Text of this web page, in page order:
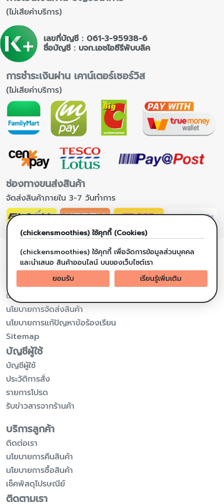
(ไม่เสียค่าบริการ)
เลขที่บัญชี : 061-3-95938-6
ชื่อบัญชี : บจก.เอชไอซีรีพับบลิค
การชำระเงินผ่าน เคาน์เตอร์เซอร์วิส
(ไม่เสียค่าบริการ)
ช่องทางขนส่งสินค้า
จัดส่งสินค้าภายใน 3-7 วันทำการ
ข้อมูลร้านค้า
นโยบายความเป็นส่วนตัว
นโยบายการจัดส่งสินค้า
นโยบายการแก้ปัญหาข้อร้องเรียน
Sitemap
บัญชีผู้ใช้
บัญชีผู้ใช้
ประวัติการสั่ง
รายการโปรด
รับข่าวสารจากร้านค้า
บริการลูกค้า
ติดต่อเรา
นโยบายการคืนสินค้า
นโยบายการซื้อสินค้า
เช็คพัสดุไปรษณีย์
ติดตามเรา
(chickensmoothies) ใช้คุกกี้ (Cookies)
(chickensmoothies) ใช้คุกกี้ เพื่อจัดการข้อมูลส่วนบุคคล
และนำเสนอ สินค้าออนไลน์ บนของเว็บไซต์เรา
ยอมรับ
เรียนรู้เพิ่มเติม